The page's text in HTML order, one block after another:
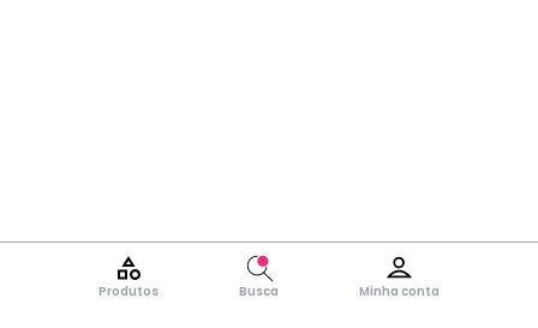
Produtos Busca Minha conta